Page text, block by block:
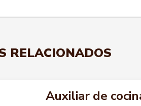
RELACIONADOS
Auxiliar de